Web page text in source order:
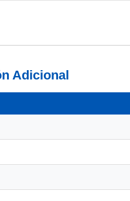
Adicional